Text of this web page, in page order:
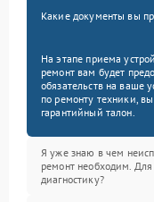
Какие документы вы
На этапе приема
ремонт вам будет
обязательств на ваше
по ремонту техники,
гарантийный талон.
Я уже знаю в чем
ремонт необходим. Для
диагностику?